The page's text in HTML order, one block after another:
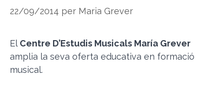
22/09/2014 per Maria Grever
ElCentre D’Estudis Musicals María Grever
amplia la seva oferta educativa en formació
musical.